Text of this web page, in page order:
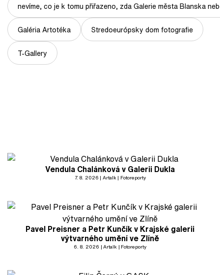
nevíme, co je k tomu přiřazeno, zda Galerie města Blanska
Galéria Artotéka Stredoeurópsky dom fotografie
T-Gallery
Vendula Chalánková v Galerii Dukla
7. 8. 2026 Artalk Fotoreporty
Pavel Preisner a Petr Kunčík v Krajské galerii
výtvarného umění ve Zlíně
6. 8. 2026 Artalk Fotoreporty